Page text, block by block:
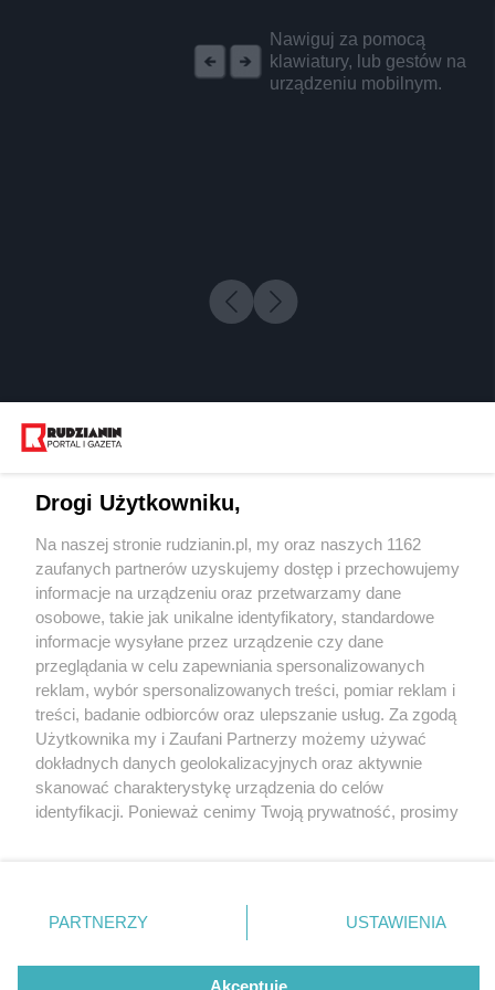
Nawiguj za pomocą
klawiatury, lub gestów na
urządzeniu mobilnym.
2 / 0
Wydawca mediów
Nie zapomnij
zapoznać się z:
polityką prywatności regulamin korzystania z portali
Twojemiasto
Piekary Śląskie
Chorzów
Tarnowskie Góry
Gliwice
Skontakuj sięz nami
Kontakt
Wydawca
Redakcja
Drogi Użytkowniku,
Na naszej stronie rudzianin.pl, my oraz naszych 1162
zaufanych partnerów uzyskujemy dostęp i przechowujemy
informacje na urządzeniu oraz przetwarzamy dane
osobowe, takie jak unikalne identyfikatory, standardowe
informacje wysyłane przez urządzenie czy dane
przeglądania w celu zapewniania spersonalizowanych
reklam, wybór spersonalizowanych treści, pomiar reklam i
treści, badanie odbiorców oraz ulepszanie usług. Za zgodą
Użytkownika my i Zaufani Partnerzy możemy używać
dokładnych danych geolokalizacyjnych oraz aktywnie
skanować charakterystykę urządzenia do celów
identyfikacji. Ponieważ cenimy Twoją prywatność, prosimy
prywatności znajdujący się w lewym dolnym rogu strony
. Niektóre rodzaje przetwarzania danych nie wymagają
zgody użytkownika, ale masz prawo sprzeciwić się
takiemu przetwarzaniu. Preferencje będą miały
PARTNERZY USTAWIENIA
Akceptuję